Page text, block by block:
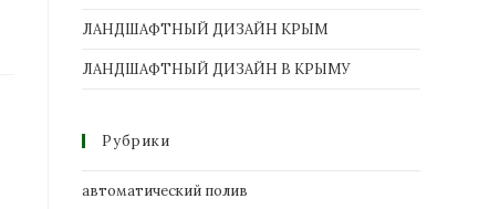
ЛАНДШАФТНЫЙ ДИЗАЙН КРЫМ
ЛАНДШАФТНЫЙ ДИЗАЙН В КРЫМУ
Рубрики
автоматический полив